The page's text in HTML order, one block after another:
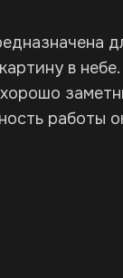
в
работы